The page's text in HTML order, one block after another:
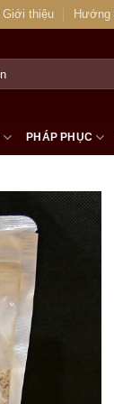
Giới thiệu Hướng
PHÁP PHỤC